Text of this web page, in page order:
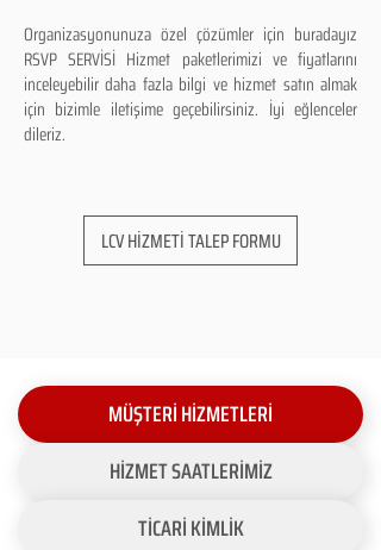
Organizasyonunuza özel çözümler için buradayız
RSVP SERVİSİ Hizmet paketlerimizi ve fiyatlarını
inceleyebilir daha fazla bilgi ve hizmet satın almak
için bizimle iletişime geçebilirsiniz. İyi eğlenceler
dileriz.
LCV HİZMETİ TALEP FORMU
MÜŞTERİ HİZMETLERİ
HİZMET SAATLERİMİZ
TİCARİ KİMLİK